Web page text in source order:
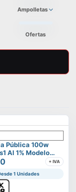
Ampolletas
Ofertas
Pública 100w
Al 1% Modelo
+ IVA
1 Unidades